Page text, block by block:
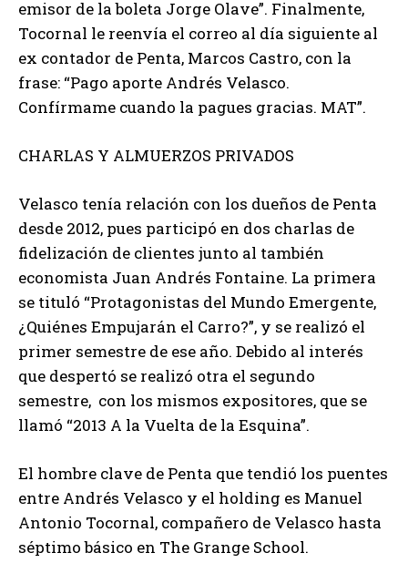
emisor de la boleta Jorge Olave”. Finalmente,
Tocornal le reenvía el correo al día siguiente al
ex contador de Penta, Marcos Castro, con la
frase: “Pago aporte Andrés Velasco.
Confírmame cuando la pagues gracias. MAT”.
CHARLAS Y ALMUERZOS PRIVADOS
Velasco tenía relación con los dueños de Penta
desde 2012, pues participó en dos charlas de
fidelización de clientes junto al también
economista Juan Andrés Fontaine. La primera
se tituló “Protagonistas del Mundo Emergente,
¿Quiénes Empujarán el Carro?”, y se realizó el
primer semestre de ese año. Debido al interés
que despertó se realizó otra el segundo
semestre, con los mismos expositores, que se
llamó “2013 A la Vuelta de la Esquina”.
El hombre clave de Penta que tendió los puentes
entre Andrés Velasco y el holding es Manuel
Antonio Tocornal, compañero de Velasco hasta
séptimo básico en The Grange School.